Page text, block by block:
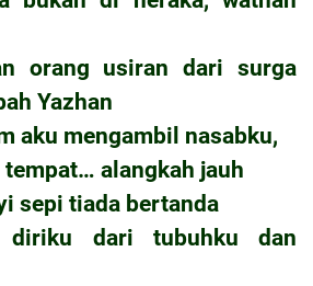
orang usiran dari surga
Yazhan
aku mengambil nasabku,
alangkah jauh
sepi tiada bertanda
diriku dari tubuhku dan